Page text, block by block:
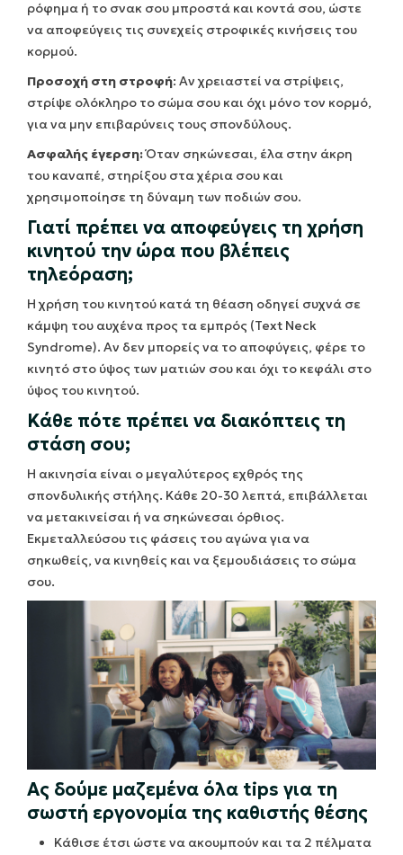
ρόφημα ή το σνακ σου μπροστά και κοντά σου, ώστε
να αποφεύγεις τις συνεχείς στροφικές κινήσεις του
κορμού.
Προσοχή στη στροφή: Αν χρειαστεί να στρίψεις,
στρίψε ολόκληρο το σώμα σου και όχι μόνο τον κορμό,
για να μην επιβαρύνεις τους σπονδύλους.
Ασφαλής έγερση:Όταν σηκώνεσαι, έλα στην άκρη
του καναπέ, στηρίξου στα χέρια σου και
χρησιμοποίησε τη δύναμη των ποδιών σου.
Γιατί πρέπει να αποφεύγεις τη χρήση
κινητού την ώρα που βλέπεις
τηλεόραση;
Η χρήση του κινητού κατά τη θέαση οδηγεί συχνά σε
κάμψη του αυχένα προς τα εμπρός (Text Neck
Syndrome). Αν δεν μπορείς να το αποφύγεις, φέρε το
κινητό στο ύψος των ματιών σου και όχι το κεφάλι στο
ύψος του κινητού.
Κάθε πότε πρέπει να διακόπτεις τη
στάση σου;
Η ακινησία είναι ο μεγαλύτερος εχθρός της
σπονδυλικής στήλης. Κάθε 20-30 λεπτά, επιβάλλεται
να μετακινείσαι ή να σηκώνεσαι όρθιος.
Εκμεταλλεύσου τις φάσεις του αγώνα για να
σηκωθείς, να κινηθείς και να ξεμουδιάσεις το σώμα
σου.
Ας δούμε μαζεμένα όλα tips για τη
σωστή εργονομία της καθιστής θέσης
Κάθισε έτσι ώστε να ακουμπούν και τα 2 πέλματα